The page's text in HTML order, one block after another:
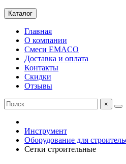
Каталог
Главная
О компании
Смеси EMACO
Доставка и оплата
Контакты
Скидки
Отзывы
×
Инструмент
Оборудование для
Сетки строительные